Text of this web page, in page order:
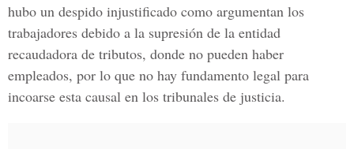
hubo un despido injustificado como argumentan los
trabajadores debido a la supresión de la entidad
recaudadora de tributos, donde no pueden haber
empleados, por lo que no hay fundamento legal para
incoarse esta causal en los tribunales de justicia.